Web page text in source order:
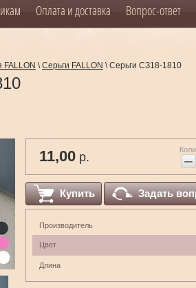
Оплата и доставка Вопрос-ответ
FALLON \Серьги FALLON \Серьги СЗ18-1810
11,00 р. −
Купить Задать
Производитель
Цвет
Длина